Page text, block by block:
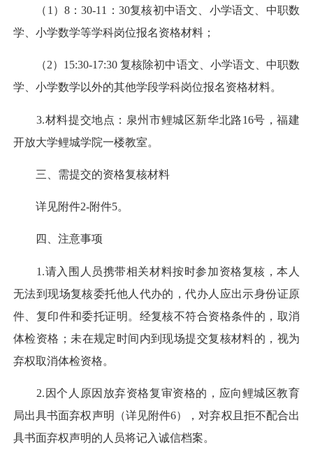
（1）8：30-11：30复核初中语文、小学语文、中职数
学、小学数学等学科岗位报名资格材料；
（2）15:30-17:30 复核除初中语文、小学语文、中职数
学、小学数学以外的其他学段学科岗位报名资格材料。
3.材料提交地点：泉州市鲤城区新华北路16号，福建
开放大学鲤城学院一楼教室。
三、需提交的资格复核材料
详见附件2-附件5。
四、注意事项
1.请入围人员携带相关材料按时参加资格复核，本人
无法到现场复核委托他人代办的，代办人应出示身份证原
件、复印件和委托证明。经复核不符合资格条件的，取消
体检资格；未在规定时间内到现场提交复核材料的，视为
弃权取消体检资格。
2.因个人原因放弃资格复审资格的，应向鲤城区教育
局出具书面弃权声明（详见附件6），对弃权且拒不配合出
具书面弃权声明的人员将记入诚信档案。